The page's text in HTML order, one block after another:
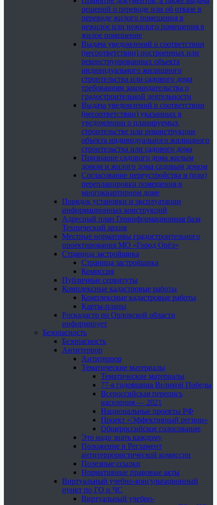
решений о переводе или об отказе в
переводе жилого помещения в
нежилое или нежилого помещения в
жилое помещение
Выдача уведомлений о соответствии
(несоответствии) построенных или
реконструированных объекта
индивидуального жилищного
строительства или садового дома
требованиям законодательства о
градостроительной деятельности
Выдача уведомлений о соответствии
(несоответствии) указанных в
уведомлении о планируемых
строительстве или реконструкции
объекта индивидуального жилищного
строительства или садового дома
Признание садового дома жилым
домом и жилого дома садовым домом
Согласование переустройства и (или)
перепланировки помещения в
многоквартирном доме
Порядок установки и эксплуатации
информационных конструкций
Адресный план Геоинформационная база
Технический архив
Местные нормативы градостроительного
проектирования МО «Город Орёл»
Страница застройщика
Страница застройщика
Комиссия
Публичные сервитуты
Комплексные кадастровые работы
Комплексные кадастровые работы
Карты-планы
Роскадастр по Орловской области
информирует
Безопасность
Безопасность
Антитеррор
Антитеррор
Тематические материалы
Тематические материалы
77-я годовщина Великой Победы
Всероссийская перепись
населения — 2021
Национальные проекты РФ
Проект «Эффективный регион»
Общероссийское голосование
Это надо знать каждому
Положение и Регламент
антитеррористической комиссии
Полезные ссылки
Нормативные правовые акты
Виртуальный учебно-консультационный
пункт по ГО и ЧС
Виртуальный учебно-